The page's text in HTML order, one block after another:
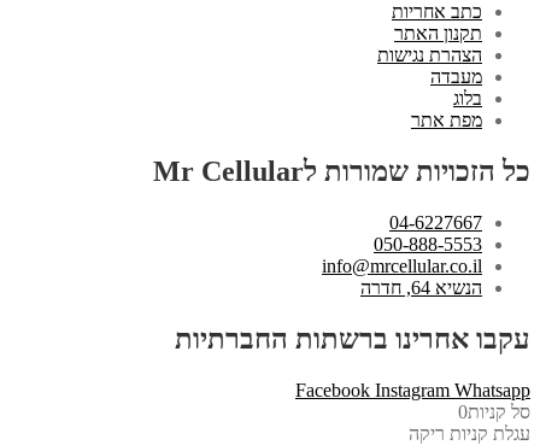
כתב אחריות
תקנון האתר
הצהרת נגישות
מעבדה
בלוג
מפת אתר
כל הזכויות שמורות לMr Cellular
04-6227667
050-888-5553
info@mrcellular.co.il
הנשיא 64, חדרה
עקבו אחרינו ברשתות החברתיות
Facebook Instagram Whatsapp
סל קניות0
עגלת קניות ריקה